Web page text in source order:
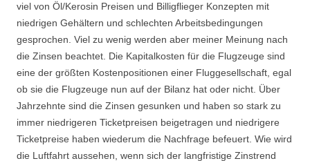
viel von Öl/Kerosin Preisen und Billigflieger Konzepten mit
niedrigen Gehältern und schlechten Arbeitsbedingungen
gesprochen. Viel zu wenig werden aber meiner Meinung nach
die Zinsen beachtet. Die Kapitalkosten für die Flugzeuge sind
eine der größten Kostenpositionen einer Fluggesellschaft, egal
ob sie die Flugzeuge nun auf der Bilanz hat oder nicht. Über
Jahrzehnte sind die Zinsen gesunken und haben so stark zu
immer niedrigeren Ticketpreisen beigetragen und niedrigere
Ticketpreise haben wiederum die Nachfrage befeuert. Wie wird
die Luftfahrt aussehen, wenn sich der langfristige Zinstrend